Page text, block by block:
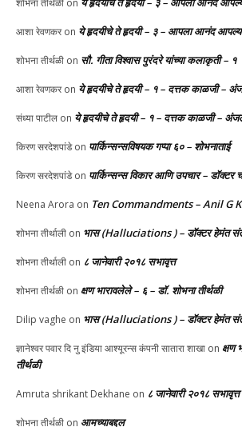
शोभना तीर्थळी on
आशा रेवणकरon ये हृदयीचे ते हृदयी – ३ – आपला आनंद
शोभना तीर्थळी on सौ. गीता विश्वास पुरंदरे यांच्या कलाकृती – १
आशा रेवणकरon ये हृदयीचे ते हृदयी – १ – दत्तक काळजी –
संध्या पाटील on ये हृदयीचे ते हृदयी – १ – दत्तक काळजी –
किरण सरदेशपांडेon पार्किन्सन्सविषयक गप्पा ६० – शोभनाताई
किरण सरदेशपांडेon पार्किन्सन्स विकार आणि उपचार – डॉक्टर
Neena Arora on Ten Commandments – Anil G
शोभना तीर्थाली on भास (Halluciations ) – डॉक्टर हेमंत
शोभना तीर्थाली on ८ जानेवारी २०१८ सभावृत्त
शोभना तीर्थळी on क्षण भारावलेले – ६ – डॉ. शोभना तीर्थळी
Dilip vaghe on भास (Halluciations ) – डॉक्टर हेमंत
ज्ञानेश्वर पवार दि नु इंडिया आश्यूरन्स कंपनी सातारा शाखा on क्षण
तीर्थळी
Amruta shrikant Dekhane on ८ जानेवारी २०१८ सभावृत्त
शोभना तीर्थळी on आमच्याबद्दल